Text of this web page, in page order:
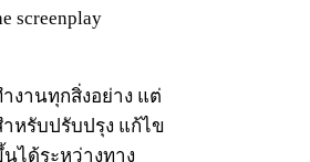
screenplay
งานทุกสิ่งอย่าง แต่
หรับปรับปรุง แก้ไข
ได้ระหว่างทาง